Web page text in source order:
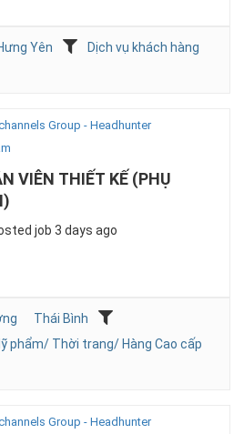
Yên
Dịch vụ khách hàng
Group - Headhunter
VIÊN THIẾT KẾ (PHỤ
job 3 days ago
Thái Bình
phẩm/ Thời trang/ Hàng Cao cấp
Group - Headhunter